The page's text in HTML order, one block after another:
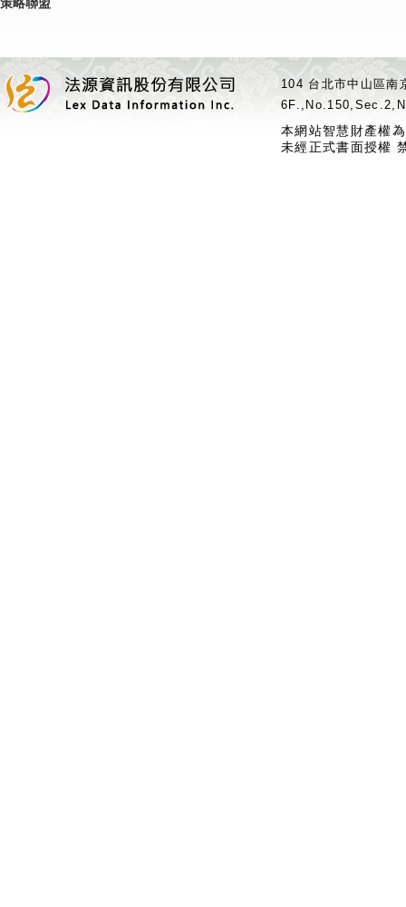
策略聯盟
104 台北市中山區
本網站智慧財產權
未經正式書面授權